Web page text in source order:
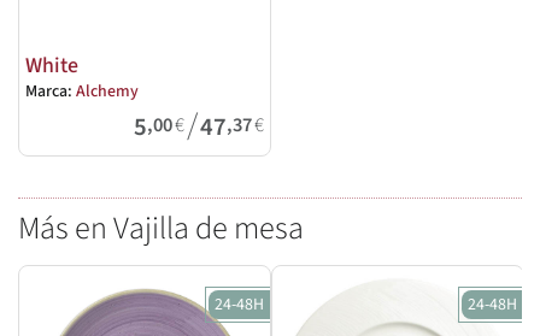
White
Marca: Alchemy
5,00€/47,37€
Más en Vajilla de mesa
24-48H 24-48H